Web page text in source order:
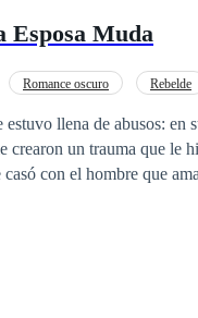
Esposa Muda
Romance oscuro Rebelde
llena de abusos: en
crearon un trauma que le
casó con el hombre que
a su novia de la
a su límite y ahora